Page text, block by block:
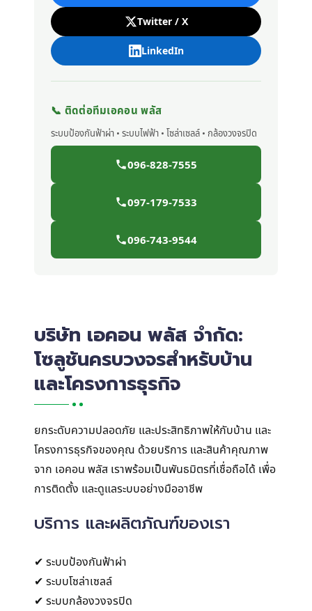
Twitter / X
LinkedIn
📞 ติดต่อทีมเอคอน พลัส
ระบบป้องกันฟ้าผ่า • ระบบไฟฟ้า • โซล่าเซลล์ • กล้องวงจรปิด
096-828-7555
097-179-7533
096-743-9544
บริษัท เอคอน พลัส จำกัด:
โซลูชันครบวงจรสำหรับบ้าน
และโครงการธุรกิจ
ยกระดับความปลอดภัย และประสิทธิภาพให้กับบ้าน และ
โครงการธุรกิจของคุณ ด้วยบริการ และสินค้าคุณภาพ
จาก เอคอน พลัส เราพร้อมเป็นพันธมิตรที่เชื่อถือได้ เพื่อ
การติดตั้ง และดูแลระบบอย่างมืออาชีพ
บริการ และผลิตภัณฑ์ของเรา
✔ ระบบป้องกันฟ้าผ่า
✔ ระบบโซล่าเซลล์
✔ ระบบกล้องวงจรปิด